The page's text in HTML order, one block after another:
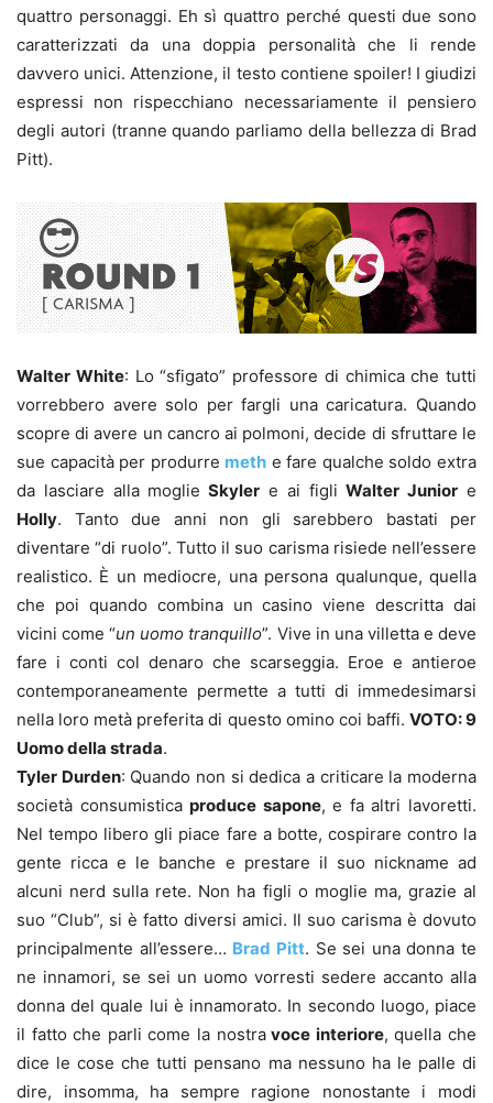
quattro personaggi. Eh sì quattro perché questi due sono
caratterizzati da una doppia personalità che li rende
davvero unici. Attenzione, il testo contiene spoiler! I giudizi
espressi non rispecchiano necessariamente il pensiero
degli autori (tranne quando parliamo della bellezza di Brad
Pitt).
Walter White: Lo “sfigato” professore di chimica che tutti
vorrebbero avere solo per fargli una caricatura. Quando
scopre di avere un cancro ai polmoni, decide di sfruttare le
sue capacità per produrre meth e fare qualche soldo extra
da lasciare alla moglie Skyler e ai figliWalter Junior e
Holly. Tanto due anni non gli sarebbero bastati per
diventare “di ruolo”. Tutto il suo carisma risiede nell’essere
realistico. È un mediocre, una persona qualunque, quella
che poi quando combina un casino viene descritta dai
vicini come “un uomo tranquillo”. Vive in una villetta e deve
fare i conti col denaro che scarseggia. Eroe e antieroe
contemporaneamente permette a tutti di immedesimarsi
nella loro metà preferita di questo omino coi baffi. VOTO: 9
Uomo della strada.
Tyler Durden: Quando non si dedica a criticare la moderna
società consumisticaproduce sapone, e fa altri lavoretti.
Nel tempo libero gli piace fare a botte, cospirare contro la
gente ricca e le banche e prestare il suo nickname ad
alcuni nerd sulla rete. Non ha figli o moglie ma, grazie al
suo “Club”, si è fatto diversi amici. Il suo carisma è dovuto
principalmente all’essere… Brad Pitt. Se sei una donna te
ne innamori, se sei un uomo vorresti sedere accanto alla
donna del quale lui è innamorato. In secondo luogo, piace
il fatto che parli come la nostravoce interiore, quella che
dice le cose che tutti pensano ma nessuno ha le palle di
dire, insomma, ha sempre ragione nonostante i modi